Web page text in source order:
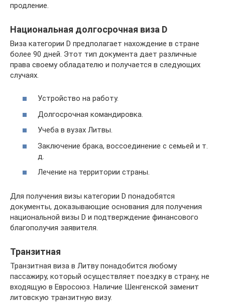
продление.
Национальная долгосрочная виза D
Виза категории D предполагает нахождение в стране
более 90 дней. Этот тип документа дает различные
права своему обладателю и получается в следующих
случаях.
Устройство на работу.
Долгосрочная командировка.
Учеба в вузах Литвы.
Заключение брака, воссоединение с семьей и т.
д.
Лечение на территории страны.
Для получения визы категории D понадобятся
документы, доказывающие основания для получения
национальной визы D и подтверждение финансового
благополучия заявителя.
Транзитная
Транзитная виза в Литву понадобится любому
пассажиру, который осуществляет поездку в страну, не
входящую в Евросоюз. Наличие Шенгенской заменит
литовскую транзитную визу.